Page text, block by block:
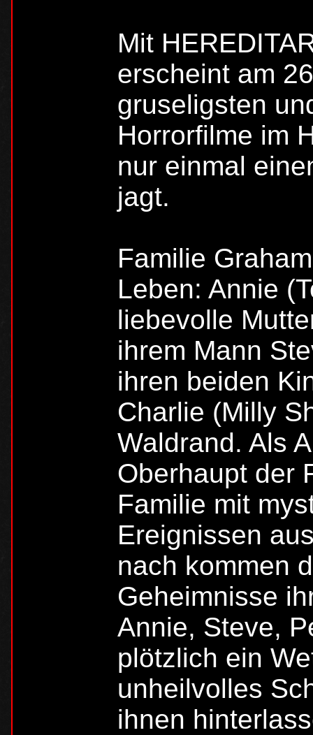
Mit
erscheint am
gruseligsten
Horrorfilme im
nur einmal
jagt.
Familie
Leben: Annie
liebevolle
ihrem Mann
ihren beiden
Charlie (Milly
Waldrand. Als
Oberhaupt der
Familie mit
Ereignissen
nach kommen
Geheimnisse
Annie, Steve,
plötzlich ein
unheilvolles
ihnen